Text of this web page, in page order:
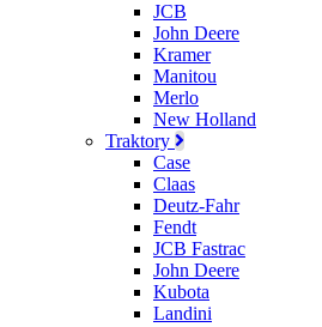
JCB
John Deere
Kramer
Manitou
Merlo
New Holland
Traktory
Case
Claas
Deutz-Fahr
Fendt
JCB Fastrac
John Deere
Kubota
Landini